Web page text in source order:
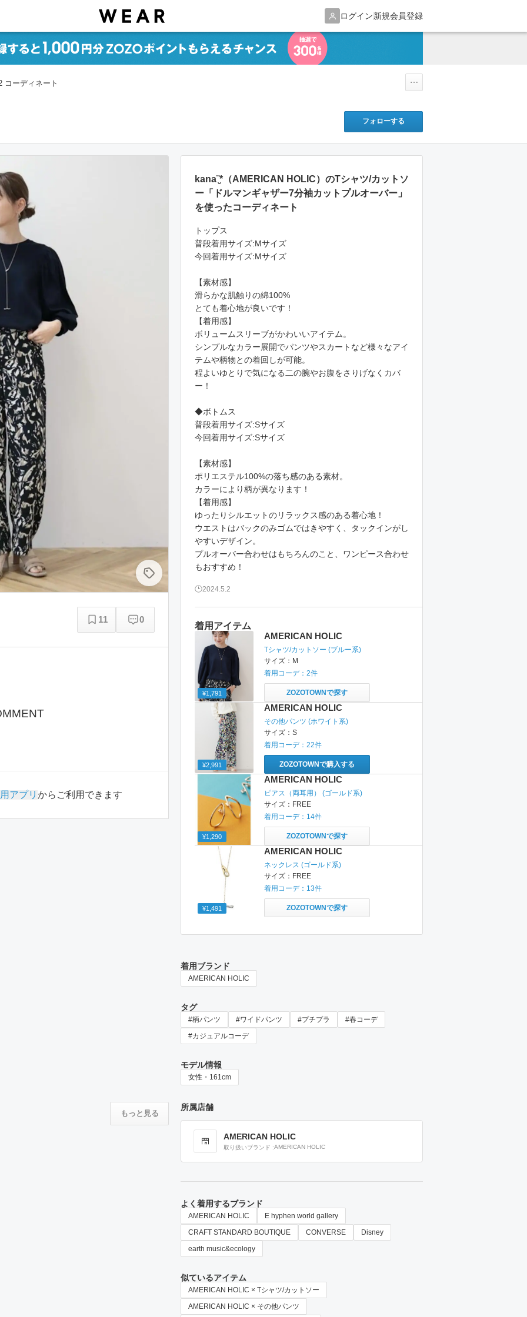
ログイン新規会員登録
コーディネート
フォローする
11 0
アプリ からご利用できます
着用アイテム
¥1,791
AMERICAN HOLIC
Tシャツ/カットソー (ブルー系)
サイズ： M
着用コーデ： 2件
ZOZOTOWNで探す
¥2,991
AMERICAN HOLIC
その他パンツ (ホワイト系)
サイズ： S
着用コーデ： 22件
ZOZOTOWNで購入する
¥1,290
AMERICAN HOLIC
ピアス（両耳用）
(ゴールド系)
サイズ： FREE
着用コーデ： 14件
ZOZOTOWNで探す
¥1,491
AMERICAN HOLIC
ネックレス (ゴールド系)
サイズ： FREE
着用コーデ： 13件
ZOZOTOWNで探す
kana¨̮*（AMERICAN HOLIC）のTシャツ/カットソ
ー「ドルマンギャザー7分袖カットプルオーバー」
を使ったコーディネート
トップス
普段着用サイズ:Mサイズ
今回着用サイズ:Mサイズ
【素材感】
滑らかな肌触りの綿100%
とても着心地が良いです！
【着用感】
ボリュームスリーブがかわいいアイテム。
シンプルなカラー展開でパンツやスカートなど様々なアイ
テムや柄物との着回しが可能。
程よいゆとりで気になる二の腕やお腹をさりげなくカバ
ー！
◆ボトムス
普段着用サイズ:Sサイズ
今回着用サイズ:Sサイズ
【素材感】
ポリエステル100%の落ち感のある素材。
カラーにより柄が異なります！
【着用感】
ゆったりシルエットのリラックス感のある着心地！
ウエストはバックのみゴムではきやすく、タックインがし
やすいデザイン。
プルオーバー合わせはもちろんのこと、ワンピース合わせ
もおすすめ！
2024.5.2
着用ブランド
AMERICAN HOLIC
タグ
#柄パンツ #ワイドパンツ #プチプラ
#春コーデ
#カジュアルコーデ
モデル情報
女性・161cm
所属店舗
AMERICAN HOLIC
取り扱いブランド AMERICAN HOLIC
よく着用するブランド
AMERICAN HOLIC
E hyphen world gallery
CRAFT STANDARD BOUTIQUE
CONVERSE
Disney
earth music&ecology
似ているアイテム
AMERICAN HOLIC × Tシャツ/カットソー
AMERICAN HOLIC × その他パンツ
もっと見る